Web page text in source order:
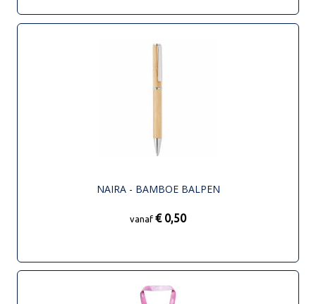
NAIRA - BAMBOE BALPEN
vanaf € 0,50